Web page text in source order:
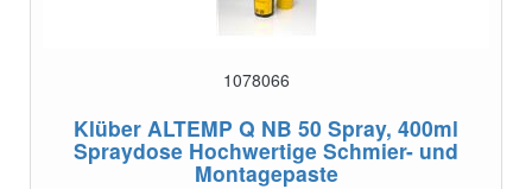
1078066
Klüber ALTEMP Q NB 50 Spray, 400ml
Spraydose Hochwertige Schmier- und
Montagepaste